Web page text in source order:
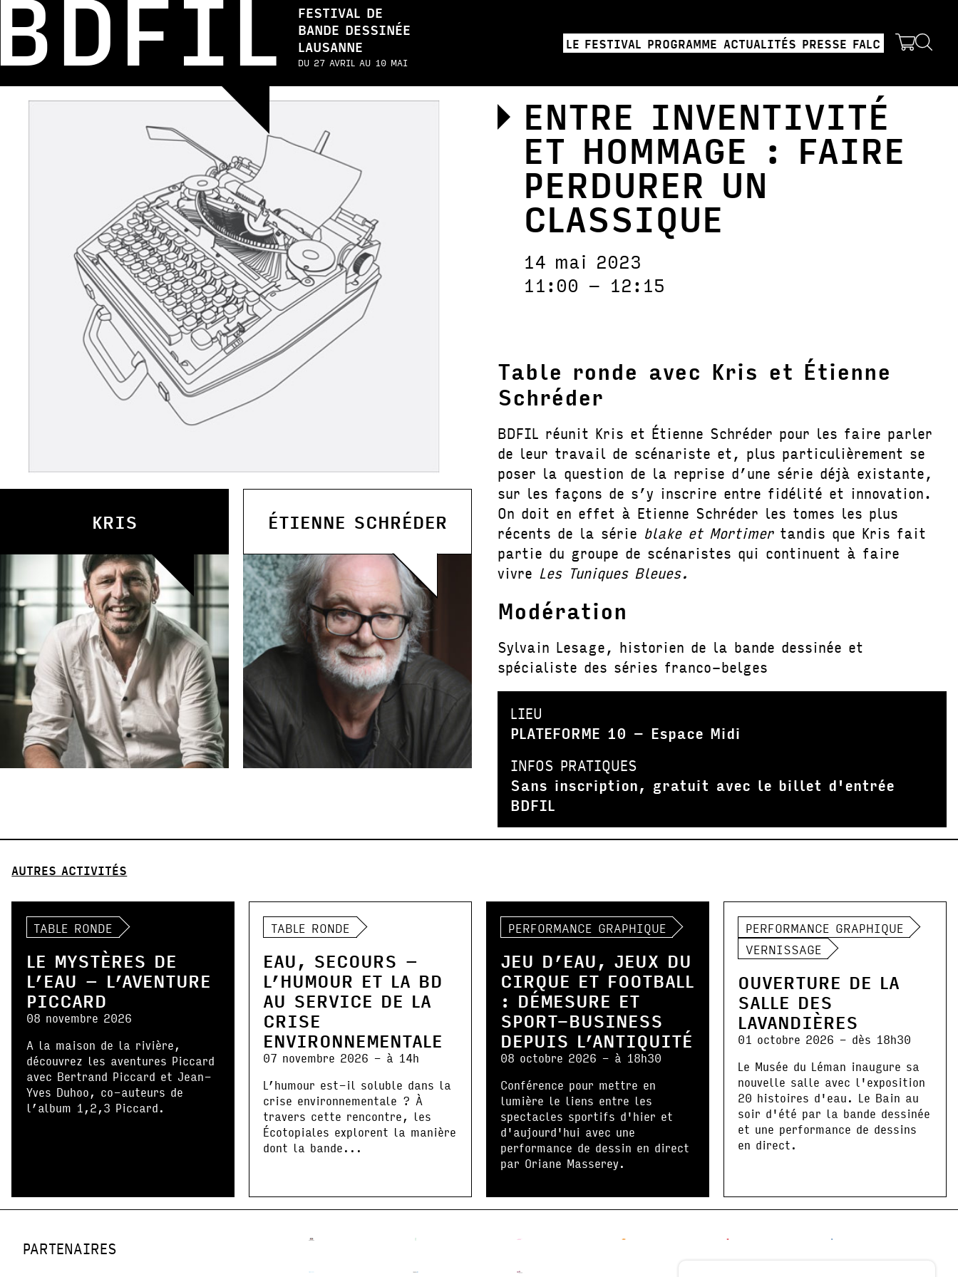
FESTIVAL DE
BANDE DESSINÉE
LAUSANNE
DU 27 AVRIL AU 10 MAI
LE FESTIVAL PROGRAMME ACTUALITÉS PRESSE FALC
KRIS ÉTIENNE SCHRÉDER
ENTRE INVENTIVITÉ
ET HOMMAGE : FAIRE
PERDURER UN
CLASSIQUE
14 mai 2023
11:00 – 12:15
Table ronde avec Kris et Étienne
Schréder
BDFIL réunit Kris et Étienne Schréder pour les faire parler
de leur travail de scénariste et, plus particulièrement se
poser la question de la reprise d’une série déjà existante,
sur les façons de s’y inscrire entre fidélité et innovation.
On doit en effet à Etienne Schréder les tomes les plus
récents de la série blake et Mortimertandis que Kris fait
partie du groupe de scénaristes qui continuent à faire
vivre Les Tuniques Bleues.
Modération
Sylvain Lesage, historien de la bande dessinée et
spécialiste des séries franco-belges
LIEU
PLATEFORME 10 – Espace Midi
INFOS PRATIQUES
Sans inscription, gratuit avec le billet d'entrée
BDFIL
AUTRES ACTIVITÉS
TABLE RONDE
LE MYSTÈRES DE
L’EAU – L’AVENTURE
PICCARD
08 novembre 2026
A la maison de la rivière,
découvrez les aventures Piccard
avec Bertrand Piccard et Jean-
Yves Duhoo, co-auteurs de
l’album 1,2,3 Piccard.
TABLE RONDE
EAU, SECOURS –
L’HUMOUR ET LA BD
AU SERVICE DE LA
CRISE
ENVIRONNEMENTALE
07 novembre 2026 - à 14h
L’humour est-il soluble dans la
crise environnementale ? À
travers cette rencontre, les
Écotopiales explorent la manière
dont la bande...
PERFORMANCE GRAPHIQUE
JEU D’EAU, JEUX DU
CIRQUE ET FOOTBALL
: DÉMESURE ET
SPORT-BUSINESS
DEPUIS L’ANTIQUITÉ
08 octobre 2026 - à 18h30
Conférence pour mettre en
lumière le liens entre les
spectacles sportifs d'hier et
d'aujourd'hui avec une
performance de dessin en direct
par Oriane Masserey.
PERFORMANCE GRAPHIQUE
VERNISSAGE
OUVERTURE DE LA
SALLE DES
LAVANDIÈRES
01 octobre 2026 - dès 18h30
Le Musée du Léman inaugure sa
nouvelle salle avec l'exposition
20 histoires d'eau. Le Bain au
soir d'été par la bande dessinée
et une performance de dessins
en direct.
PARTENAIRES